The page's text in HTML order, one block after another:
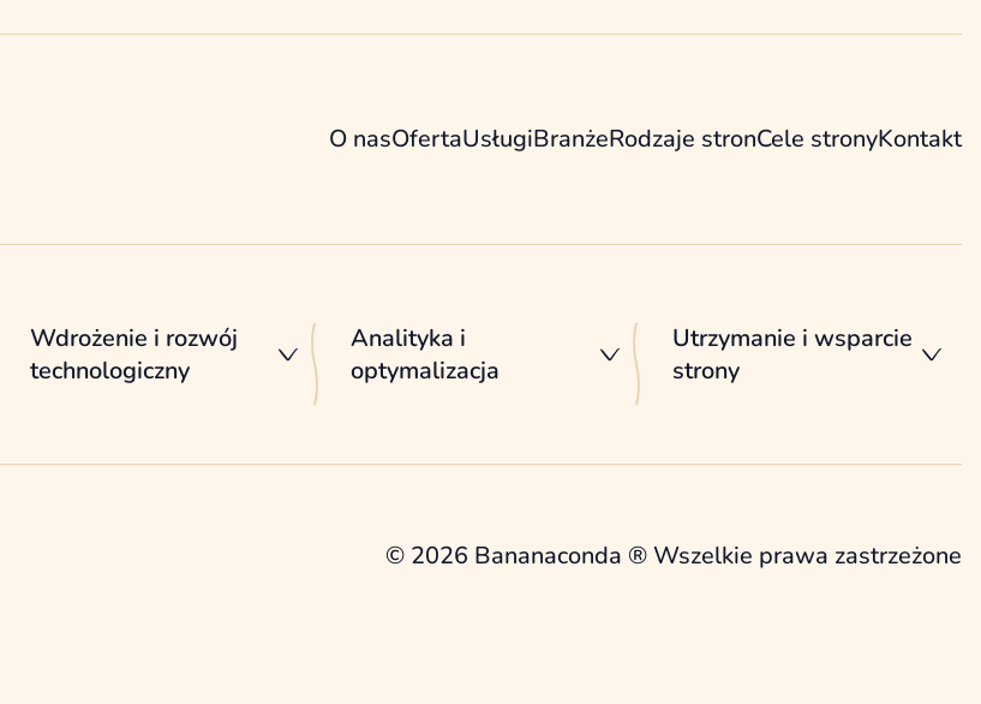
O nasOfertaUsługiBranżeRodzaje stronCele stronyKontakt
Wdrożenie i rozwój
technologiczny
Analityka i
optymalizacja
Utrzymanie i wsparcie
strony
© 2026 Bananaconda ® Wszelkie prawa zastrzeżone